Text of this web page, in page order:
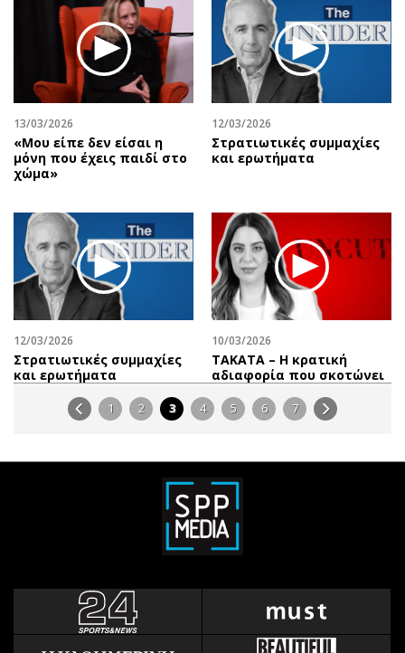
13/03/2026
«Μου είπε δεν είσαι η
μόνη που έχεις παιδί στο
χώμα»
12/03/2026
Στρατιωτικές συμμαχίες
και ερωτήματα
12/03/2026
Στρατιωτικές συμμαχίες
και ερωτήματα
10/03/2026
ΤΑΚΑΤΑ – Η κρατική
αδιαφορία που σκοτώνει
1 2 3 4 5 6 7